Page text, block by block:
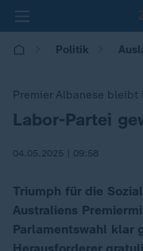
Politik
Premier Albanese bleibt
:Labor-Partei
04.05.2025 | 09:58
Triumph für die
Australiens
Parlamentswahl klar